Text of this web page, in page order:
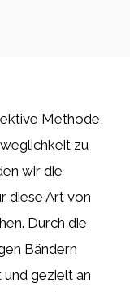
Methode,
zu
wir die
diese Art von
Durch die
Bändern
gezielt an